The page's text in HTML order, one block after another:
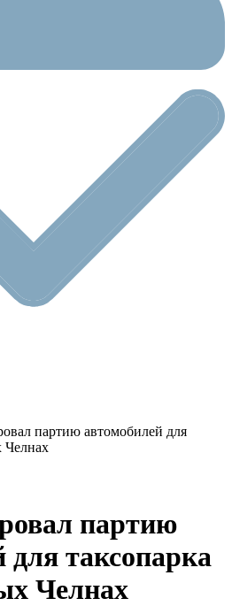
партию автомобилей для
Челнах
партию
для таксопарка
Челнах